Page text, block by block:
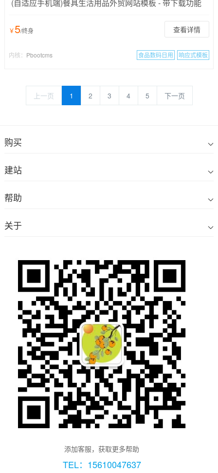
(自适应手机端)餐具生活用品外贸网站模板 - 带下载功能
￥5/终身 查看详情
内核： Pbootcms 食品数码日用 响应式模板
上一页 1 2 3 4 5 下一页
购买
建站
帮助
关于
添加客服，获取更多帮助
TEL：15610047637